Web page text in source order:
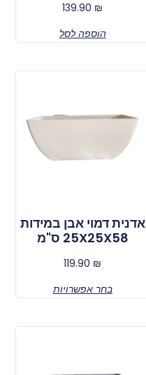
139.90 ₪
הוספה לסל
אדנית דמוי אבן במידות
25X25X58 ס"מ
119.90 ₪
בחר אפשרויות